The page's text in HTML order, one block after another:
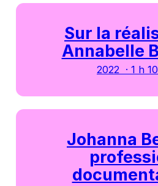
Sur la
Annabelle
2022 · 1 h
Johanna